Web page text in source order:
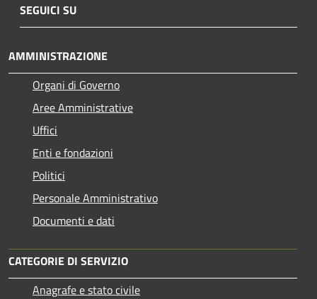
SEGUICI SU
AMMINISTRAZIONE
Organi di Governo
Aree Amministrative
Uffici
Enti e fondazioni
Politici
Personale Amministrativo
Documenti e dati
CATEGORIE DI SERVIZIO
Anagrafe e stato civile